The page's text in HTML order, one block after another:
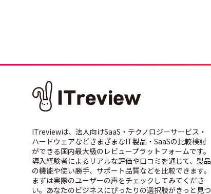
ITreviewは、法人向けSaaS・テクノロジーサービス・
ハードウェアなどさまざまなIT製品・SaaSの比較検討
ができる国内最大級のレビュープラットフォームです。
導入経験者によるリアルな評価や口コミを通じて、製品
の機能や使い勝手、サポート品質などを比較できます。
まずは実際のユーザーの声をチェックしてみてくださ
い。あなたのビジネスにぴったりの選択肢がきっと見つ